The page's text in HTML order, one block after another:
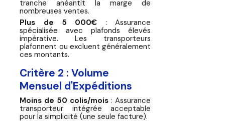
tranche anéantit la marge de
nombreuses ventes.
Plus de 5 000€ : Assurance
spécialisée avec plafonds élevés
impérative. Les transporteurs
plafonnent ou excluent généralement
ces montants.
Critère 2 : Volume
Mensuel d'Expéditions
Moins de 50 colis/mois : Assurance
transporteur intégrée acceptable
pour la simplicité (une seule facture).